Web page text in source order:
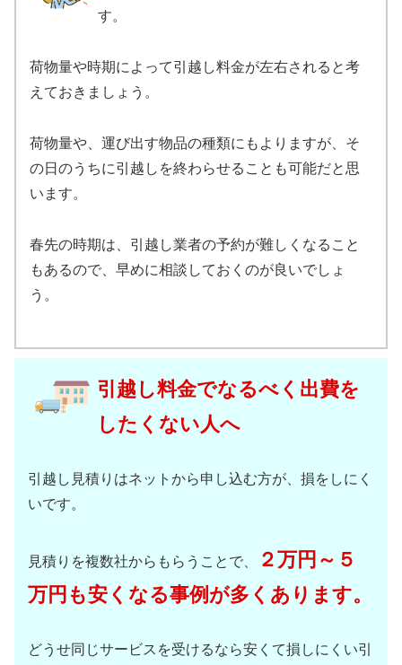
す。
荷物量や時期によって引越し料金が左右されると考
えておきましょう。
荷物量や、運び出す物品の種類にもよりますが、そ
の日のうちに引越しを終わらせることも可能だと思
います。
春先の時期は、引越し業者の予約が難しくなること
もあるので、早めに相談しておくのが良いでしょ
う。
引越し料金でなるべく出費を
したくない人へ
引越し見積りはネットから申し込む方が、損をしにく
いです。
見積りを複数社からもらうことで、
２万円～５
万円も安くなる事例が多くあります。
どうせ同じサービスを受けるなら安くて損しにくい引